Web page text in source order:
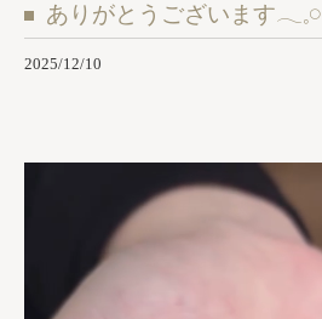
ありがとうございます𓂃𓈒𓏸︎︎︎︎
2025/12/10